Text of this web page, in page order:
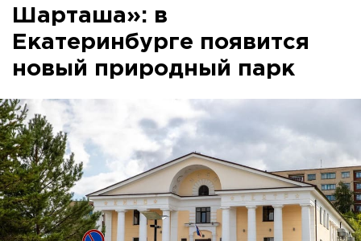
Шарташа»: в
Екатеринбурге появится
новый природный парк